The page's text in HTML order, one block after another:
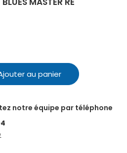
au panier
notre équipe par téléphone